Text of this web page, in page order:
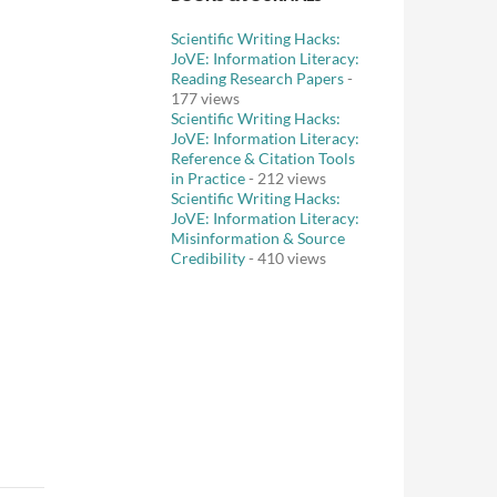
Scientific Writing Hacks:
JoVE: Information Literacy:
Reading Research Papers-
177 views
Scientific Writing Hacks:
JoVE: Information Literacy:
Reference & Citation Tools
in Practice- 212 views
Scientific Writing Hacks:
JoVE: Information Literacy:
Misinformation & Source
Credibility- 410 views